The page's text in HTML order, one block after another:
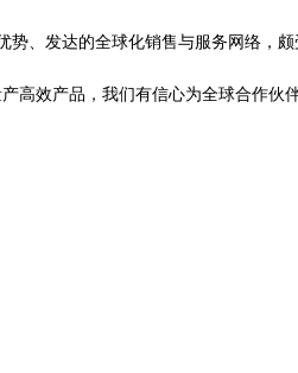
发达的全球化销售与服务网络，颇
效产品，我们有信心为全球合作伙